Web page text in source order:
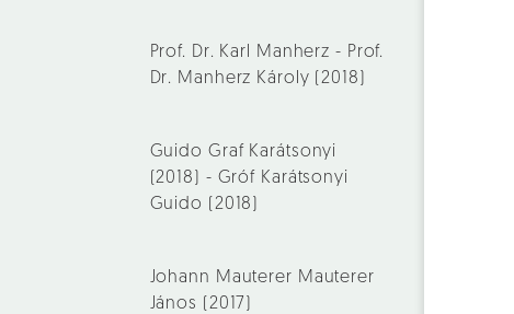
Prof. Dr. Karl Manherz - Prof.
Dr. Manherz Károly (2018)
Guido Graf Karátsonyi
(2018) - Gróf Karátsonyi
Guido (2018)
Johann Mauterer Mauterer
János (2017)